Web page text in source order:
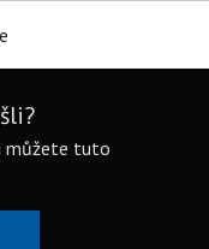
můžete tuto